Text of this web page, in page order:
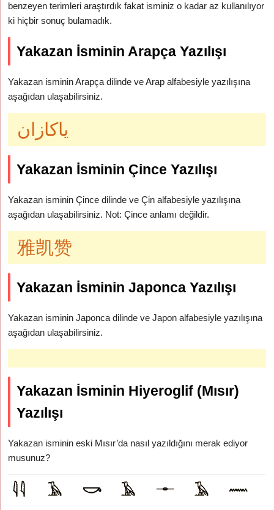
benzeyen terimleri araştırdık fakat isminiz o kadar az kullanılıyor
ki hiçbir sonuç bulamadık.
Yakazan İsminin Arapça Yazılışı
Yakazan isminin Arapça dilinde ve Arap alfabesiyle yazılışına
aşağıdan ulaşabilirsiniz.
ياكازان
Yakazan İsminin Çince Yazılışı
Yakazan isminin Çince dilinde ve Çin alfabesiyle yazılışına
aşağıdan ulaşabilirsiniz. Not: Çince anlamı değildir.
雅凯赞
Yakazan İsminin Japonca Yazılışı
Yakazan isminin Japonca dilinde ve Japon alfabesiyle yazılışına
aşağıdan ulaşabilirsiniz.
Yakazan İsminin Hiyeroglif (Mısır)
Yazılışı
Yakazan isminin eski Mısır’da nasıl yazıldığını merak ediyor
musunuz?